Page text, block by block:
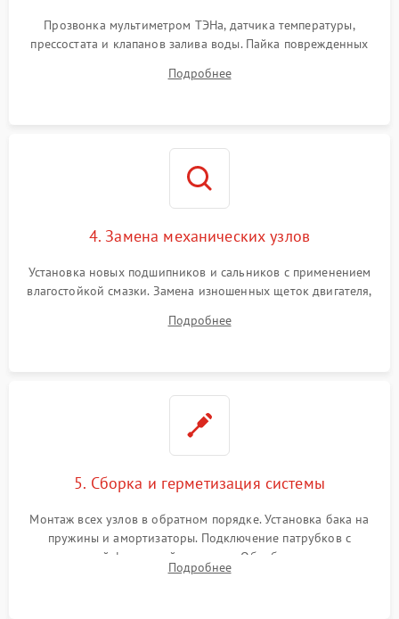
Прозвонка мультиметром ТЭНа, датчика температуры,
прессостата и клапанов залива воды. Пайка поврежденных
Восстановление целостности проводки и контактов.
Подробнее
4. Замена механических узлов
Установка новых подшипников и сальников с применением
влагостойкой смазки. Замена изношенных щеток двигателя,
или поврежденной резиновой манжеты.
Подробнее
5. Сборка и герметизация системы
Монтаж всех узлов в обратном порядке. Установка бака на
пружины и амортизаторы. Подключение патрубков с
надежной фиксацией хомутами. Обработка стыков
герметиком для предотвращения возможных протечек воды.
Подробнее